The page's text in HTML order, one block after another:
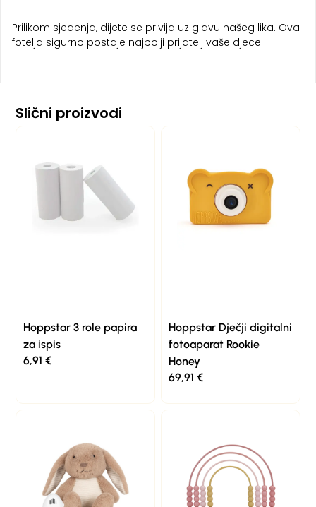
Prilikom sjedenja, dijete se privija uz glavu našeg lika. Ova
fotelja sigurno postaje najbolji prijatelj vaše djece!
Slični proizvodi
Hoppstar 3 role papira
za ispis
6,91€
Hoppstar Dječji digitalni
fotoaparat Rookie
Honey
69,91 €